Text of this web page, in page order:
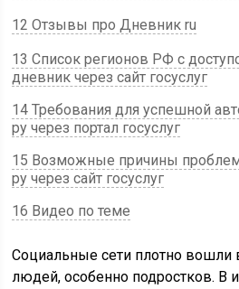
12 Отзывы про Дневник ru
13 Список регионов РФ с
дневник через сайт госуслуг
14 Требования для успешной
ру через портал госуслуг
15 Возможные причины
ру через сайт госуслуг
16 Видео по теме
Социальные сети плотно
людей, особенно подростков. В